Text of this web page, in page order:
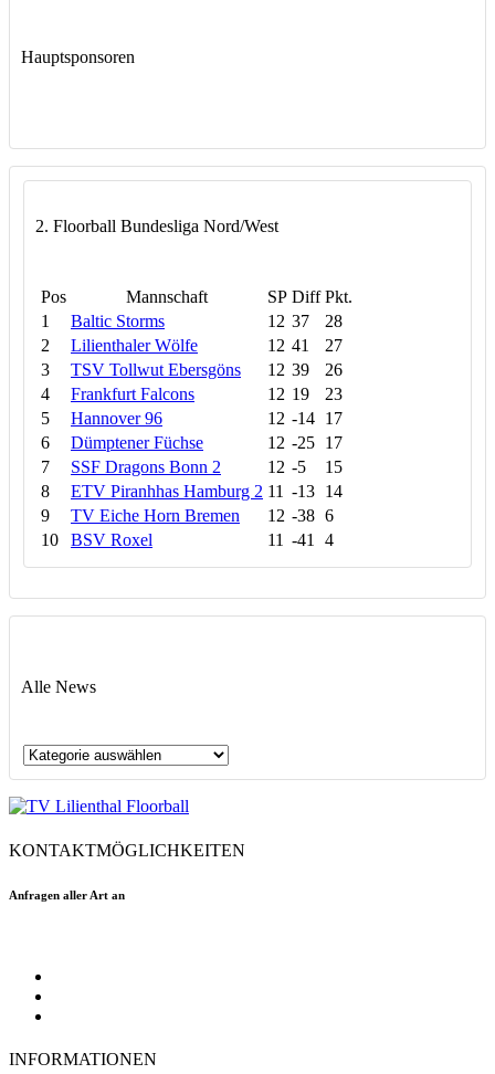
Hauptsponsoren
2. Floorball Bundesliga Nord/West
Pos Mannschaft SP Diff Pkt.
1
Baltic Storms 12 37
28
2
Lilienthaler Wölfe 12 41
27
3
TSV Tollwut Ebersgöns 12 39
26
4
Frankfurt Falcons 12 19
23
5
Hannover 96 12 -14 17
6
Dümptener Füchse 12 -25 17
7
SSF Dragons Bonn 2 12 -5
15
8
ETV Piranhhas Hamburg 2 11 -13 14
9
TV Eiche Horn Bremen 12 -38 6
10
BSV Roxel 11 -41 4
Alle News
Alle
KONTAKTMÖGLICHKEITEN
Anfragen aller Art an
INFORMATIONEN